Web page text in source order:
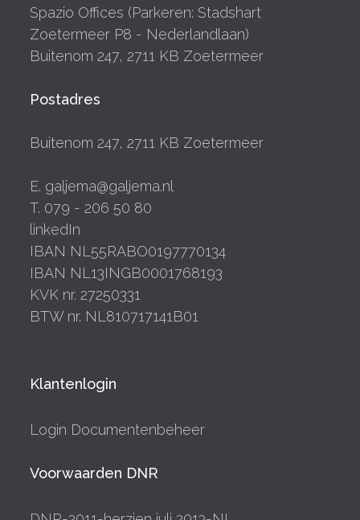
Spazio Offices (Parkeren: Stadshart
Zoetermeer P8 - Nederlandlaan)
Buitenom 247, 2711 KB Zoetermeer
Postadres
Buitenom 247, 2711 KB Zoetermeer
E. galjema@galjema.nl
T. 079 - 206 50 80
linkedIn
IBAN NL55RABO0197770134
IBAN NL13INGB0001768193
KVK nr. 27250331
BTW nr. NL810717141B01
Klantenlogin
Login Documentenbeheer
Voorwaarden DNR